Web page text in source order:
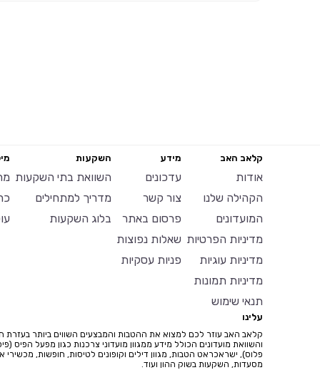
קלאב האב
אודות
הקהילה שלנו
המועדונים
מדיניות הפרטיות
מדיניות עוגיות
מדיניות תמונות
תנאי שימוש
מידע
עדכונים
צור קשר
פרסום באתר
שאלות נפוצות
פניות עסקיות
השקעות
השוואת בתי השקעות
מדריך למתחילים
בלוג השקעות
עלינו
קלאב האב עוזר לכם למצוא את ההטבות והמבצעים השווים ביותר בעזרת
והשוואת מועדונים הכולל מידע ממגוון מועדוני צרכנות כגון מפעל הפיס
פלוס), ישראכראט הטבות, מגוון דילים וקופונים לטיסות, חופשות, מכשירי
מסעדות, השקעות בשוק ההון ועוד.